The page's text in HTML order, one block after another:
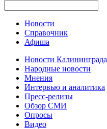
Новости
Справочник
Афиша
Новости Калининграда
Народные новости
Мнения
Интервью и аналитика
Пресс-релизы
Обзор СМИ
Опросы
Видео